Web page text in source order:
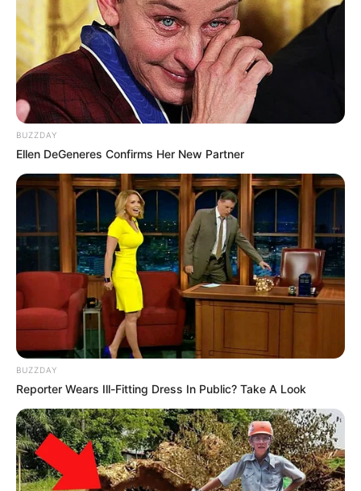
BUZZDAY
Ellen DeGeneres Confirms Her New Partner
BUZZDAY
Reporter Wears Ill-Fitting Dress In Public? Take A Look